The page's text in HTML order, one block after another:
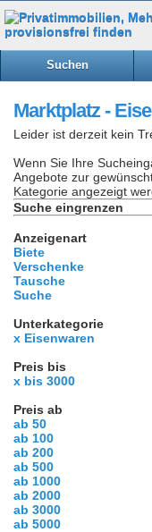
Suchen
Marktplatz -
Leider ist derzeit kein
Wenn Sie Ihre
Angebote zur
Kategorie angezeigt
Suche eingrenzen
Anzeigenart
Biete
Verschenke
Tausche
Suche
Unterkategorie
x Eisenwaren
Preis bis
x bis 3000
Preis ab
ab 50
ab 100
ab 200
ab 500
ab 1000
ab 2000
ab 3000
ab 5000